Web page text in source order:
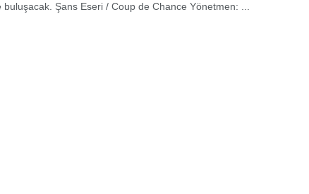
buluşacak. Şans Eseri / Coup de Chance Yönetmen: ...